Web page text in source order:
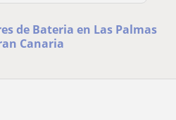
de Bateria en Las Palmas
Canaria